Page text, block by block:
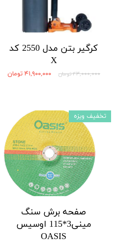
کرگیر بتن مدل 2550 کد
X
۴۳,۰۰۰,۰۰۰ تومان ۴۱,۹۰۰,۰۰۰ تومان
صفحه برش سنگ
مینی3*115 اوسیس
OASIS
تخفیف ویزه